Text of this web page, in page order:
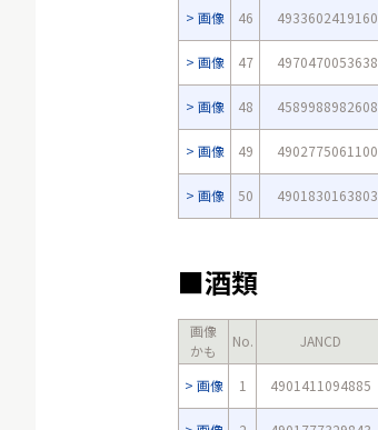
画像 46 4933602419160
画像 47 4970470053638
画像 48 4589988982608
画像 49 4902775061100
画像 50 4901830163803
■酒類
画像
かも
No. JANCD
画像 1 4901411094885